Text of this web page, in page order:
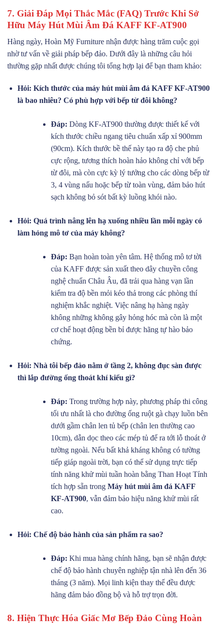
7. Giải Đáp Mọi Thắc Mắc (FAQ) Trước Khi Sở
Hữu Máy Hút Mùi Âm Đá KAFF KF-AT900
Hàng ngày, Hoàn Mỹ Furniture nhận được hàng trăm cuộc gọi
nhờ tư vấn về giải pháp bếp đảo. Dưới đây là những câu hỏi
thường gặp nhất được chúng tôi tổng hợp lại để bạn tham khảo:
Hỏi: Kích thước của máy hút mùi âm đá KAFF KF-AT900
là bao nhiêu? Có phù hợp với bếp từ đôi không?
Đáp: Dòng KF-AT900 thường được thiết kế với
kích thước chiều ngang tiêu chuẩn xấp xỉ 900mm
(90cm). Kích thước bề thế này tạo ra độ che phủ
cực rộng, tương thích hoàn hảo không chỉ với bếp
từ đôi, mà còn cực kỳ lý tưởng cho các dòng bếp từ
3, 4 vùng nấu hoặc bếp từ toàn vùng, đảm bảo hút
sạch không bỏ sót bất kỳ luồng khói nào.
Hỏi: Quá trình nâng lên hạ xuống nhiều lần mỗi ngày có
làm hỏng mô tơ của máy không?
Đáp: Bạn hoàn toàn yên tâm. Hệ thống mô tơ tời
của KAFF được sản xuất theo dây chuyền công
nghệ chuẩn Châu Âu, đã trải qua hàng vạn lần
kiểm tra độ bền mỏi kéo thả trong các phòng thí
nghiệm khắc nghiệt. Việc nâng hạ hàng ngày
không những không gây hỏng hóc mà còn là một
cơ chế hoạt động bền bỉ được hãng tự hào bảo
chứng.
Hỏi: Nhà tôi bếp đảo nằm ở tầng 2, không đục sàn được
thì lắp đường ống thoát khí kiểu gì?
Đáp: Trong trường hợp này, phương pháp thi công
tối ưu nhất là cho đường ống ruột gà chạy luồn bên
dưới gầm chân len tủ bếp (chân len thường cao
10cm), dẫn dọc theo các mép tủ để ra tới lỗ thoát ở
tường ngoài. Nếu bất khả kháng không có tường
tiếp giáp ngoài trời, bạn có thể sử dụng trực tiếp
tính năng khử mùi tuần hoàn bằng Than Hoạt Tính
tích hợp sẵn trong Máy hút mùi âm đá KAFF
KF-AT900, vẫn đảm bảo hiệu năng khử mùi rất
cao.
Hỏi: Chế độ bảo hành của sản phẩm ra sao?
Đáp: Khi mua hàng chính hãng, bạn sẽ nhận được
chế độ bảo hành chuyên nghiệp tận nhà lên đến 36
tháng (3 năm). Mọi linh kiện thay thế đều được
hãng đảm bảo đồng bộ và hỗ trợ trọn đời.
8. Hiện Thực Hóa Giấc Mơ Bếp Đảo Cùng Hoàn